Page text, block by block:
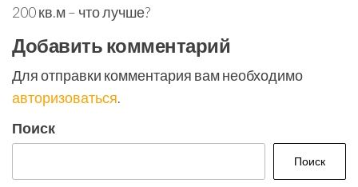
200 кв.м – что лучше?
Добавить комментарий
Для отправки комментария вам необходимо
авторизоваться.
Поиск
Поиск